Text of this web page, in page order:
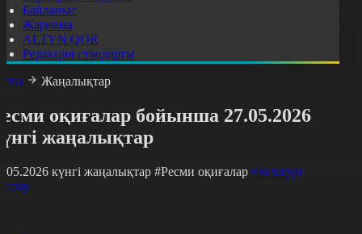
Байланыс
Жарнама
ALTYN QOR
Редакция стандарты
Жаңалықтар
оқиғалар бойынша 27.05.2026
жаңалықтар
күнгі жаңалықтар #Ресми оқиғалар Фильтрді